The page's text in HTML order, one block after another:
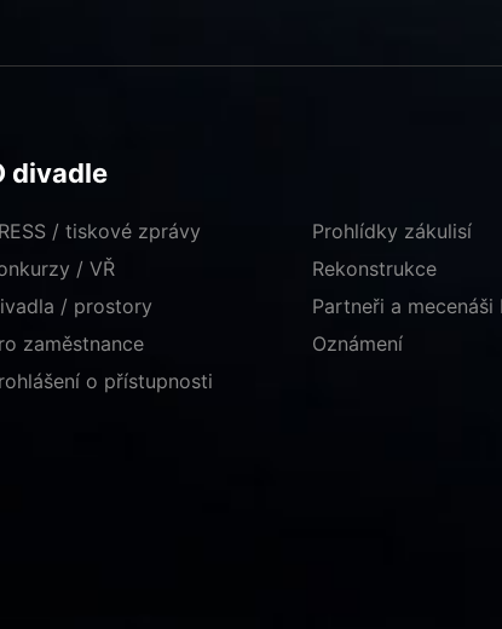
divadle
/ tiskové zprávy
/ VŘ
/ prostory
Prohlídky zákulisí
Rekonstrukce
Partneři a mecenáši
zaměstnance
Oznámení
o přístupnosti